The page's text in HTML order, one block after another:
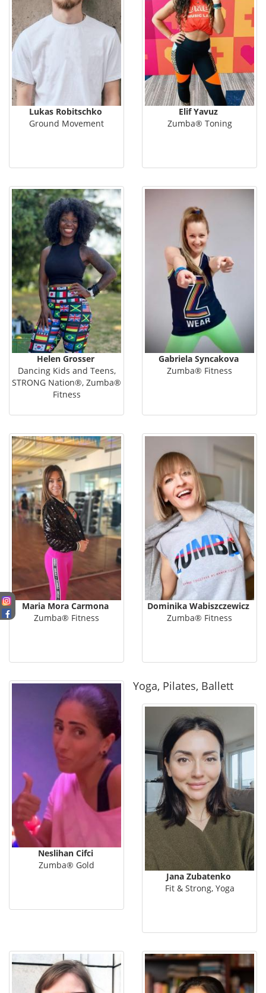
Lukas Robitschko
Ground Movement
Elif Yavuz
Zumba® Toning
Helen Grosser
Dancing Kids and Teens,
STRONG Nation®, Zumba®
Fitness
Gabriela Syncakova
Zumba® Fitness
Maria Mora Carmona
Zumba® Fitness
Dominika Wabiszczewicz
Zumba® Fitness
Neslihan Cifci
Zumba® Gold
Yoga, Pilates, Ballett
Jana Zubatenko
Fit & Strong, Yoga